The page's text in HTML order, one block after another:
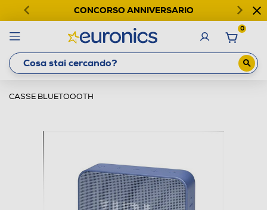
CONCORSO ANNIVERSARIO
0
CASSE BLUETOOOTH